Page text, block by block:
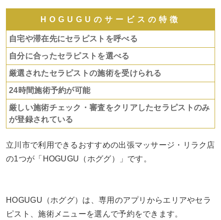
HOGUGUのサービスの特徴
自宅や滞在先にセラピストを呼べる
自分に合ったセラピストを選べる
厳選されたセラピストの施術を受けられる
24時間施術予約が可能
厳しい施術チェック・審査をクリアしたセラピストのみ
が登録されている
立川市で利用できるおすすめの出張マッサージ・リラク店
の1つが「HOGUGU（ホググ）」です。
HOGUGU（ホググ）は、専用のアプリからエリアやセラ
ピスト、施術メニューを選んで予約をできます。